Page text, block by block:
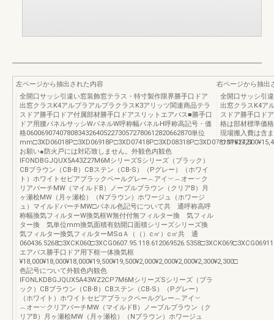
左ページから抽出された内容
全開口サッシ引違い窓装飾窓テラス・特寸製作限界勝手口ドア
出窓クラスK4アルプラアルプラクラスK3アリッツ関連商品テラ
スドア勝手口ドア付属部材勝手口ドアスリットエアパス■勝手口
ドア用腰パネルサッシWパネルW呼称幅パネルH呼称高記号・価
格060069074078083432640522730572780612820662870単位
お願い●防火戸には対応致しません。外観色内観色
IFONDBGJQUX5A43Z27M6MシリーズSシリーズ（ブラック）
CBブラウン（CB-B）CBステン（CB-S）（Pグレー）（ホワイ
ト）ホワイトセピアブラックペールグレー︵アイ︶︵オー︶ク
リアバーチMW（マイルドB）ノーブルブラウン（クリアB）月
ヶ瀬桧MW（月ヶ瀬桧）（Nブラウン）ホワージュ（ホワージ
ュ）マイルドバーチMW□パネル色記号について共 通呼称高呼
称幅換気フィルターW換気框W無付付無フィルター換 気フィル
ター換 気単位mm換気面積有効開口面積シリーズシリーズ換
気フィルター換気フィルターMSαＡ（（）c㎡）c㎡共 通
エアパス勝手口ドア用下框一体換気框
¥18,000¥18,000¥18,000¥19,500¥19,500¥2,000¥2,000¥2,000¥2,300¥2,300□
色記号について外観色内観色
IFONLKDBGJQUX5A43WZ2CP7M6MシリーズSシリーズ（ブラ
ック）CBブラウン（CB-B）CBステン（CB-S）（Pグレー）
（ホワイト）ホワイトセピアブラックペールグレー︵アイ︶
︵オー︶クリアバーチMW（マイルドB）ノーブルブラウン（ク
リアB）月ヶ瀬桧MW（月ヶ瀬桧）（Nブラウン）ホワージュ
右ページから抽出
全開口サッシ引
出窓クラスK4ア
スドア勝手口ド
格は部材標準価
現場搬入費は含
ツ1162721